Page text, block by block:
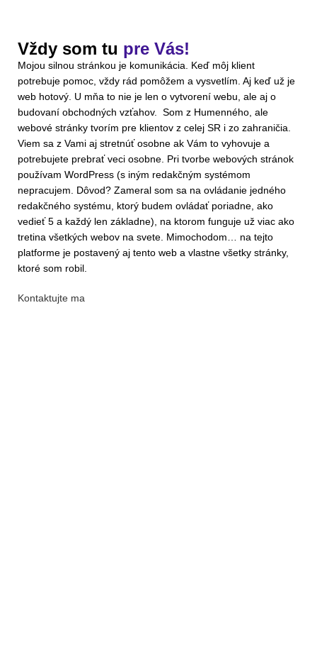
Vždy som tu pre Vás!
Mojou silnou stránkou je komunikácia. Keď môj klient
potrebuje pomoc, vždy rád pomôžem a vysvetlím. Aj keď už je
web hotový. U mňa to nie je len o vytvorení webu, ale aj o
budovaní obchodných vzťahov. Som z Humenného, ale
webové stránky tvorím pre klientov z celej SR i zo zahraničia.
Viem sa z Vami aj stretnúť osobne ak Vám to vyhovuje a
potrebujete prebrať veci osobne. Pri tvorbe webových stránok
používam WordPress (s iným redakčným systémom
nepracujem. Dôvod? Zameral som sa na ovládanie jedného
redakčného systému, ktorý budem ovládať poriadne, ako
vedieť 5 a každý len základne), na ktorom funguje už viac ako
tretina všetkých webov na svete. Mimochodom… na tejto
platforme je postavený aj tento web a vlastne všetky stránky,
ktoré som robil.
Kontaktujte ma